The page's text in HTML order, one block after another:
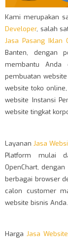
Kami merupakan
Developer, salah
Jasa Pasang Iklan
Banten, dengan
membantu
pembuatan
website toko
website Instansi
website tingkat
Layanan Jasa
Platform mulai
OpenChart,
berbagai browser
calon customer
website bisnis Anda.
Harga Jasa Website